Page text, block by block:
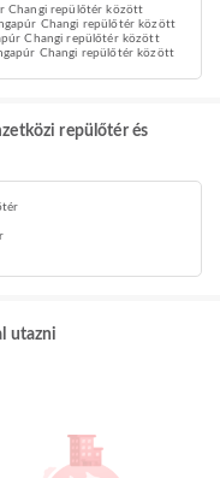
Changi repülőtér között
Changi repülőtér között
Changi repülőtér között
Changi repülőtér között
repülőtér és
utazni